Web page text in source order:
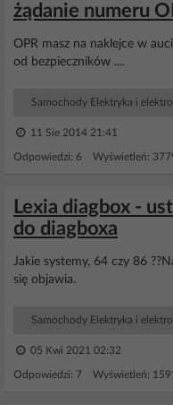
żądanie numeru
OPR masz na naklejce w
od bezpieczników ....
Samochody Elektryka i
11 Sie 2014 21:41
Odpowiedzi: 6 Wyświetleń:
Lexia diagbox -
do diagboxa
Jakie systemy, 64 czy 86
się objawia.
Samochody Elektryka i
05 Kwi 2021 02:32
Odpowiedzi: 7 Wyświetleń: